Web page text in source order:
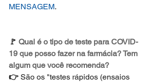
MENSAGEM.
🚩 Qual é o tipo de teste para COVID-
19 que posso fazer na farmácia? Tem
algum que você recomenda?
👉 São os "testes rápidos (ensaios